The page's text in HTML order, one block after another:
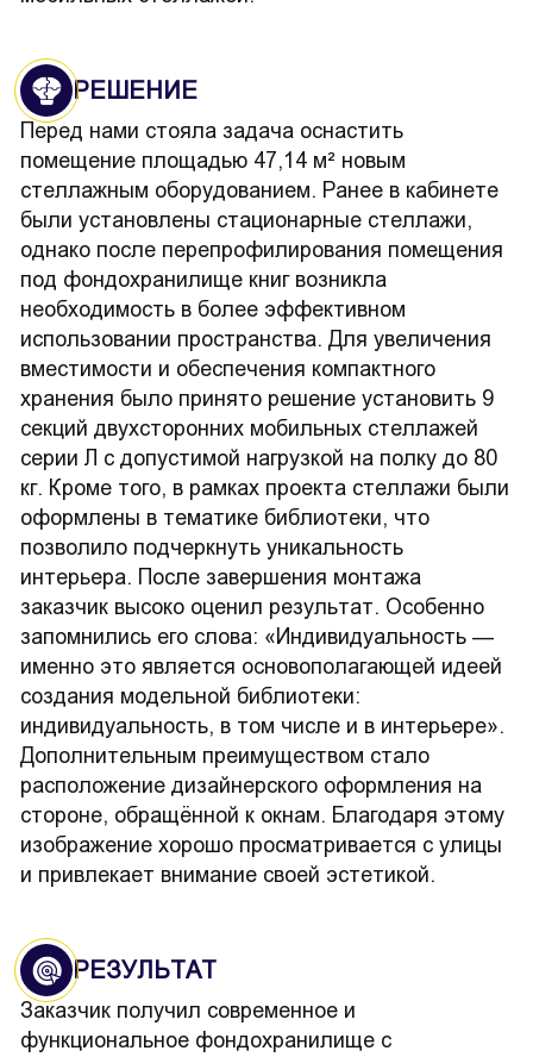
РЕШЕНИЕ
Перед нами стояла задача оснастить
помещение площадью 47,14 м² новым
стеллажным оборудованием. Ранее в кабинете
были установлены стационарные стеллажи,
однако после перепрофилирования помещения
под фондохранилище книг возникла
необходимость в более эффективном
использовании пространства. Для увеличения
вместимости и обеспечения компактного
хранения было принято решение установить 9
секций двухсторонних мобильных стеллажей
серии Л с допустимой нагрузкой на полку до 80
кг. Кроме того, в рамках проекта стеллажи были
оформлены в тематике библиотеки, что
позволило подчеркнуть уникальность
интерьера. После завершения монтажа
заказчик высоко оценил результат. Особенно
запомнились его слова: «Индивидуальность —
именно это является основополагающей идеей
создания модельной библиотеки:
индивидуальность, в том числе и в интерьере».
Дополнительным преимуществом стало
расположение дизайнерского оформления на
стороне, обращённой к окнам. Благодаря этому
изображение хорошо просматривается с улицы
и привлекает внимание своей эстетикой.
РЕЗУЛЬТАТ
Заказчик получил современное и
функциональное фондохранилище с